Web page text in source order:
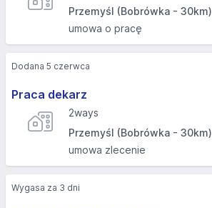
Przemyśl (Bobrówka - 30km)
umowa o pracę
Praca dekarz
2ways
Przemyśl (Bobrówka - 30km)
umowa zlecenie
Dodana 5 czerwca
Wygasa za 3 dni